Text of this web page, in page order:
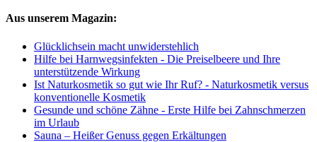
Aus unserem Magazin:
Glücklichsein macht unwiderstehlich
Hilfe bei Harnwegsinfekten - Die Preiselbeere und Ihre
unterstützende Wirkung
Ist Naturkosmetik so gut wie Ihr Ruf? - Naturkosmetik versus
konventionelle Kosmetik
Gesunde und schöne Zähne - Erste Hilfe bei Zahnschmerzen
im Urlaub
Sauna – Heißer Genuss gegen Erkältungen